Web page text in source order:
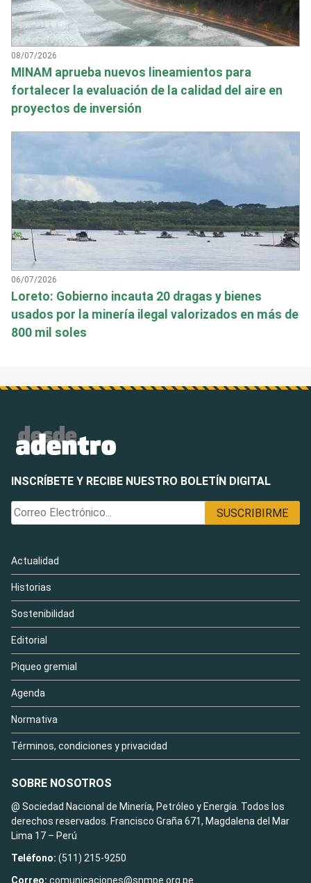
08/07/2026
MINAM aprueba nuevos lineamientos para
fortalecer la evaluación de la calidad del aire en
proyectos de inversión
06/07/2026
Loreto: Gobierno incauta 20 dragas y bienes
usados por la minería ilegal valorizados en más de
800 mil soles
INSCRÍBETE Y RECIBE NUESTRO BOLETÍN DIGITAL
Actualidad
Historias
Sostenibilidad
Editorial
Piqueo gremial
Agenda
Normativa
Términos, condiciones y privacidad
SOBRE NOSOTROS
@ Sociedad Nacional de Minería, Petróleo y Energía. Todos los
derechos reservados. Francisco Graña 671, Magdalena del Mar
Lima 17 – Perú
Teléfono: (511) 215-9250
Correo: comunicaciones@snmpe.org.pe